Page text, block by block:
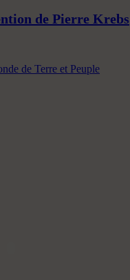
de Pierre Krebs
de Terre et Peuple